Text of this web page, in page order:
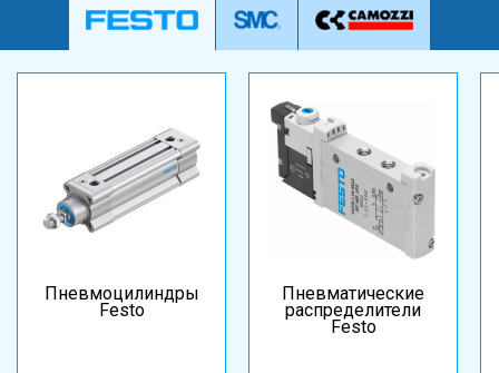
Пневмоцилиндры
Festo
Пневматические
распределители
Festo